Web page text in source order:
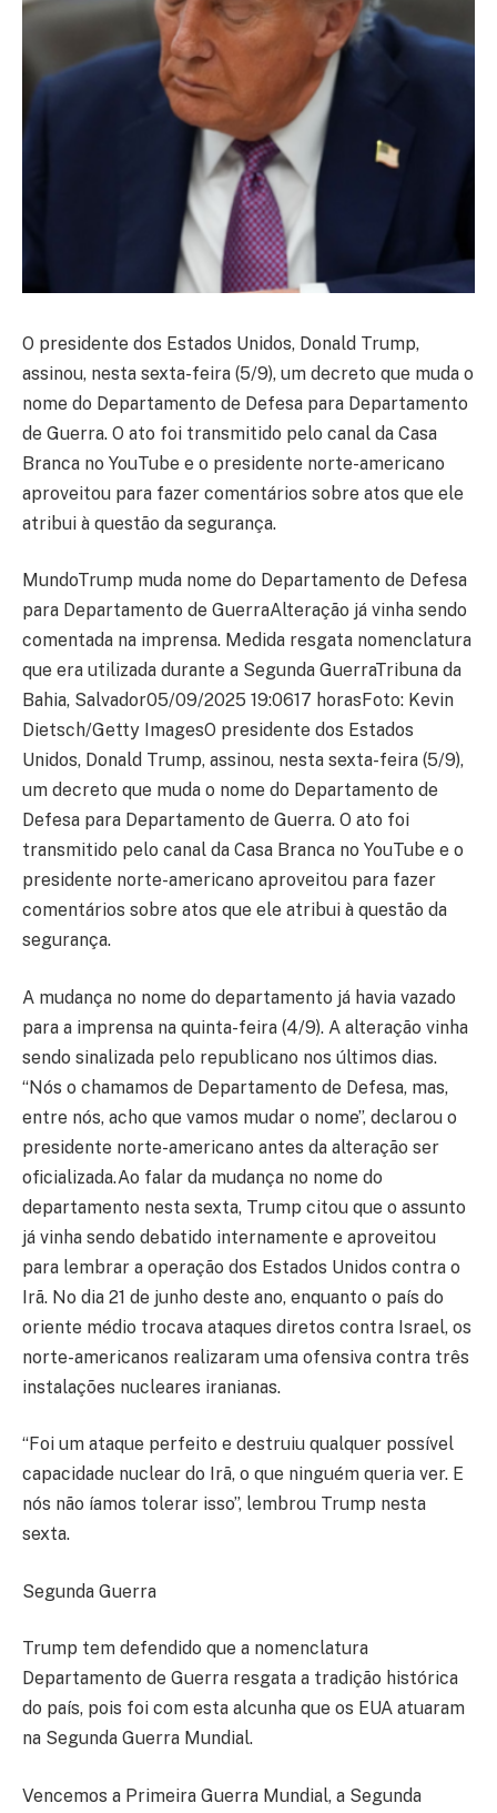
O presidente dos Estados Unidos, Donald Trump,
assinou, nesta sexta-feira (5/9), um decreto que muda o
nome do Departamento de Defesa para Departamento
de Guerra. O ato foi transmitido pelo canal da Casa
Branca no YouTube e o presidente norte-americano
aproveitou para fazer comentários sobre atos que ele
atribui à questão da segurança.
MundoTrump muda nome do Departamento de Defesa
para Departamento de GuerraAlteração já vinha sendo
comentada na imprensa. Medida resgata nomenclatura
que era utilizada durante a Segunda GuerraTribuna da
Bahia, Salvador05/09/2025 19:0617 horasFoto: Kevin
Dietsch/Getty ImagesO presidente dos Estados
Unidos, Donald Trump, assinou, nesta sexta-feira (5/9),
um decreto que muda o nome do Departamento de
Defesa para Departamento de Guerra. O ato foi
transmitido pelo canal da Casa Branca no YouTube e o
presidente norte-americano aproveitou para fazer
comentários sobre atos que ele atribui à questão da
segurança.
A mudança no nome do departamento já havia vazado
para a imprensa na quinta-feira (4/9). A alteração vinha
sendo sinalizada pelo republicano nos últimos dias.
“Nós o chamamos de Departamento de Defesa, mas,
entre nós, acho que vamos mudar o nome”, declarou o
presidente norte-americano antes da alteração ser
oficializada.Ao falar da mudança no nome do
departamento nesta sexta, Trump citou que o assunto
já vinha sendo debatido internamente e aproveitou
para lembrar a operação dos Estados Unidos contra o
Irã. No dia 21 de junho deste ano, enquanto o país do
oriente médio trocava ataques diretos contra Israel, os
norte-americanos realizaram uma ofensiva contra três
instalações nucleares iranianas.
“Foi um ataque perfeito e destruiu qualquer possível
capacidade nuclear do Irã, o que ninguém queria ver. E
nós não íamos tolerar isso”, lembrou Trump nesta
sexta.
Segunda Guerra
Trump tem defendido que a nomenclatura
Departamento de Guerra resgata a tradição histórica
do país, pois foi com esta alcunha que os EUA atuaram
na Segunda Guerra Mundial.
Vencemos a Primeira Guerra Mundial, a Segunda